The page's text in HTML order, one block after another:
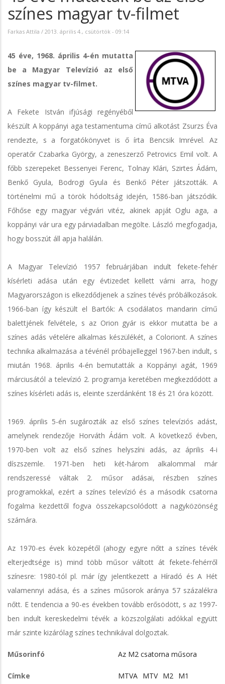
színes magyar tv-filmet
Farkas Attila / 2013. április 4., csütörtök - 09:14
45 éve, 1968. április 4-én mutatta
be a Magyar Televízió az első
színes magyar tv-filmet.
A Fekete István ifjúsági regényéből
készült A koppányi aga testamentuma című alkotást Zsurzs Éva
rendezte, s a forgatókönyvet is ő írta Bencsik Imrével. Az
operatőr Czabarka György, a zeneszerző Petrovics Emil volt. A
főbb szerepeket Bessenyei Ferenc, Tolnay Klári, Szirtes Ádám,
Benkő Gyula, Bodrogi Gyula és Benkő Péter játszották. A
történelmi mű a török hódoltság idején, 1586-ban játszódik.
Főhőse egy magyar végvári vitéz, akinek apját Oglu aga, a
koppányi vár ura egy párviadalban megölte. László megfogadja,
hogy bosszút áll apja halálán.
A Magyar Televízió 1957 februárjában indult fekete-fehér
kísérleti adása után egy évtizedet kellett várni arra, hogy
Magyarországon is elkezdődjenek a színes tévés próbálkozások.
1966-ban így készült el Bartók: A csodálatos mandarin című
balettjének felvétele, s az Orion gyár is ekkor mutatta be a
színes adás vételére alkalmas készülékét, a Coloriont. A színes
technika alkalmazása a tévénél próbajelleggel 1967-ben indult, s
miután 1968. április 4-én bemutatták a Koppányi agát, 1969
márciusától a televízió 2. programja keretében megkezdődött a
színes kísérleti adás is, eleinte szerdánként 18 és 21 óra között.
1969. április 5-én sugározták az első színes televíziós adást,
amelynek rendezője Horváth Ádám volt. A következő évben,
1970-ben volt az első színes helyszíni adás, az április 4-i
díszszemle. 1971-ben heti két-három alkalommal már
rendszeressé váltak 2. műsor adásai, részben színes
programokkal, ezért a színes televízió és a második csatorna
fogalma kezdettől fogva összekapcsolódott a nagyközönség
számára.
Az 1970-es évek közepétől (ahogy egyre nőtt a színes tévék
elterjedtsége is) mind több műsor váltott át fekete-fehérről
színesre: 1980-tól pl. már így jelentkezett a Híradó és A Hét
valamennyi adása, és a színes műsorok aránya 57 százalékra
nőtt. E tendencia a 90-es években tovább erősödött, s az 1997-
ben indult kereskedelmi tévék a közszolgálati adókkal együtt
már szinte kizárólag színes technikával dolgoztak.
Műsorinfó Az M2 csatorna műsora
Címke MTVA MTV M2 M1